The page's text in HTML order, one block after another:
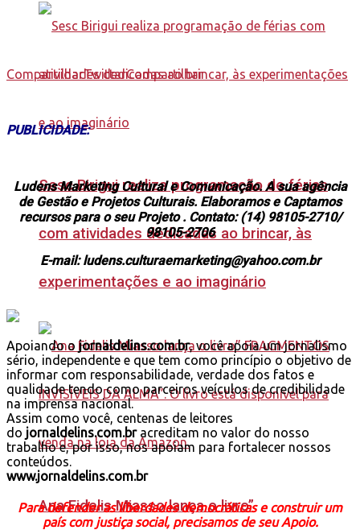
Sesc Birigui realiza programação de férias
com atividades dedicadas ao brincar, às
experimentações e ao imaginário
Ana Fidelis Miasso lança o livro”
CompartilharTwittarCompartilhar
PUBLICIDADE:
Ludens Marketing Cultural e Comunicação. A sua agência
de Gestão e Projetos Culturais. Elaboramos e Captamos
recursos para o seu Projeto . Contato: (14) 98105-2710/
98105-2706
E-mail: ludens.culturaemarketing@yahoo.com.br
Apoiando o jornaldelins.com.br, você apoia um jornalismo
sério, independente e que tem como princípio o objetivo de
informar com responsabilidade, verdade dos fatos e
qualidade tendo como parceiros veículos de credibilidade
na imprensa nacional.
Assim como você, centenas de leitores
do jornaldelins.com.bracreditam no valor do nosso
trabalho e, por isso, nos apoiam para fortalecer nossos
conteúdos.
www.jornaldelins.com.br
Para defender as liberdades democráticas e construir um
país com justiça social, precisamos de seu Apoio.